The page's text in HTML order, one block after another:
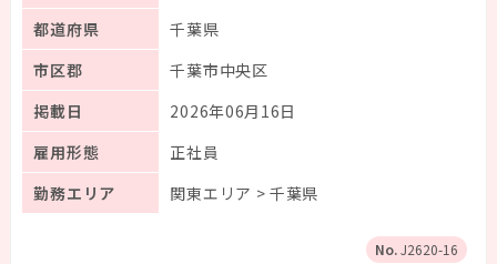
都道府県
千葉県
市区郡
千葉市中央区
掲載日
2026年06月16日
雇用形態
正社員
勤務エリア
関東エリア > 千葉県
J2620-16